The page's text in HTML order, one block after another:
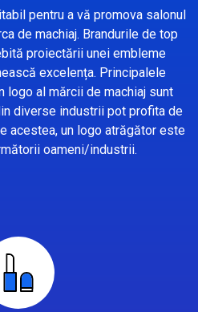
pentru a vă promova salonul
de machiaj. Brandurile de top
proiectării unei embleme
excelența. Principalele
logo al mărcii de machiaj sunt
diverse industrii pot profita de
acestea, un logo atrăgător este
oameni/industrii.